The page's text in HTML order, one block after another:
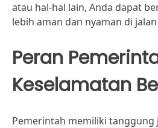
atau hal-hal lain, Anda dapat
lebih aman dan nyaman di
Peran
Keselamatan
Pemerintah memiliki tanggung